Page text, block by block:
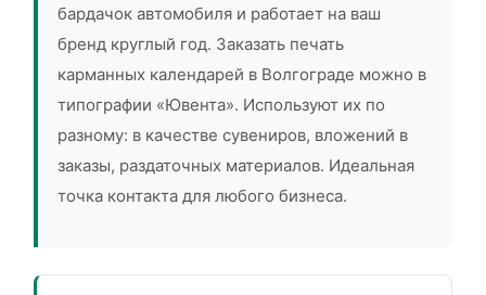
бардачок автомобиля и работает на ваш
бренд круглый год. Заказать печать
карманных календарей в Волгограде можно в
типографии «Ювента». Используют их по
разному: в качестве сувениров, вложений в
заказы, раздаточных материалов. Идеальная
точка контакта для любого бизнеса.